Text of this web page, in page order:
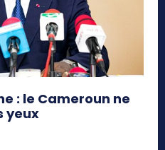
: le Cameroun ne
yeux